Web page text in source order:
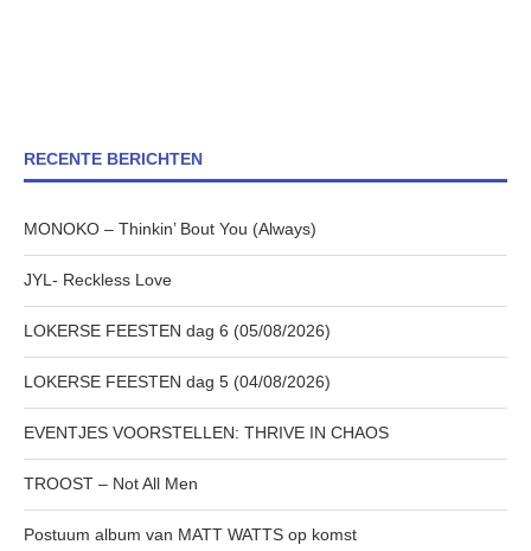
RECENTE BERICHTEN
MONOKO – Thinkin’ Bout You (Always)
JYL- Reckless Love
LOKERSE FEESTEN dag 6 (05/08/2026)
LOKERSE FEESTEN dag 5 (04/08/2026)
EVENTJES VOORSTELLEN: THRIVE IN CHAOS
TROOST – Not All Men
Postuum album van MATT WATTS op komst